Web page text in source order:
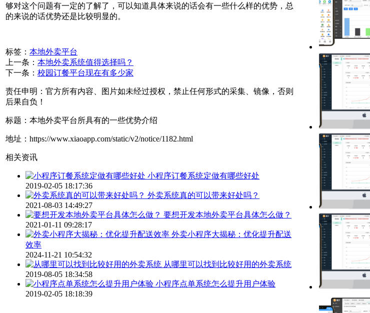
够对这个问题有一定的了解了，可以知道具体来说的话会有一些什么样的优势，总
的来说的话优势还是比较明显的。
标签： 本地外卖平台
上一条： 本地外卖系统值得选择吗？
下一条： 校园订餐平台现在有多少家
责任申明：官方所有内容、图片如未经过授权，禁止任何形式的采集、镜像，否则
后果自负！
标题：本地外卖平台所具有的一些优势介绍
地址：https://www.xiaoapp.com/static/v2/notice/1182.html
相关资讯
小程序订餐系统定做有哪些好处
2019-02-05 18:17:36
外卖系统真的可以带来好处吗？
2021-08-03 14:49:27
要想开发本地外卖平台具体怎么做？
2021-01-11 09:28:17
外卖小程序大揭秘：优化提升配送
效率
2024-11-21 10:54:32
从哪里可以找到比较好用的外卖系统
2019-08-05 18:34:58
小程序点单系统怎么提升用户体验
2019-02-05 18:18:39